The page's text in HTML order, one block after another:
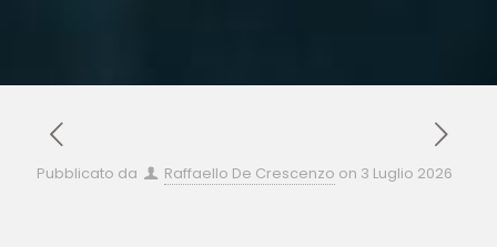
Pubblicato da Raffaello De Crescenzo on 3 Luglio 2026